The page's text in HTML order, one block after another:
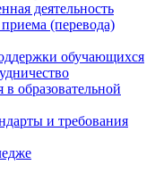
деятельность
(перевода)
обучающихся
образовательной
и требования